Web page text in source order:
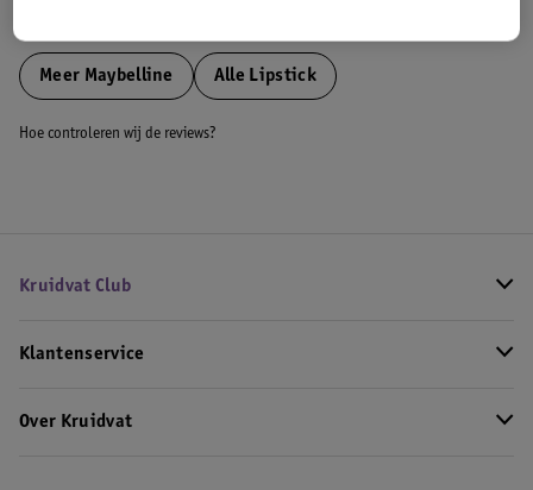
Meer Maybelline Alle Lipstick
Hoe controleren wij de reviews?
Kruidvat Club
Klantenservice
Over Kruidvat